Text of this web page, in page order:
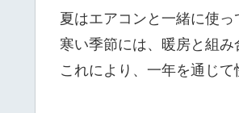
夏はエアコンと一緒に使
寒い季節には、暖房と組み
これにより、一年を通じて